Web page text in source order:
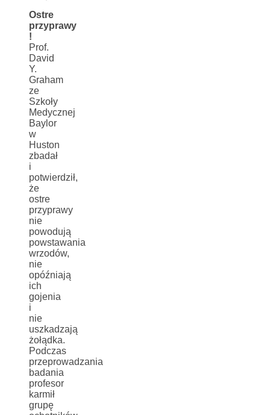
Ostre
przyprawy
!
Prof.
David
Y.
Graham
ze
Szkoły
Medycznej
Baylor
w
Huston
zbadał
i
potwierdził,
że
ostre
przyprawy
nie
powodują
powstawania
wrzodów,
nie
opóźniają
ich
gojenia
i
nie
uszkadzają
żołądka.
Podczas
przeprowadzania
badania
profesor
karmił
grupę